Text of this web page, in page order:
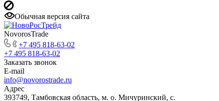
Обычная версия сайта
NovorosTrade
+7 495 818-63-02
+7 495 818-63-02
Заказать звонок
E-mail
info@novorostrade.ru
Адрес
393749, Тамбовская область, м. о. Мичуринский, с.